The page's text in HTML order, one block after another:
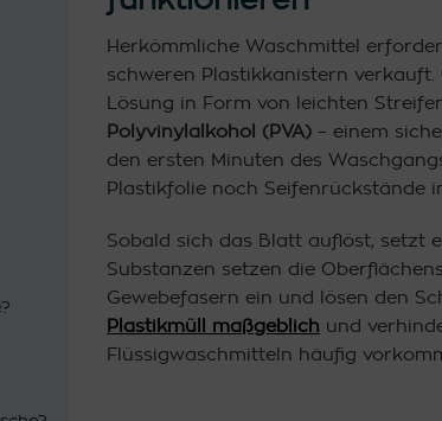
Herkömmliche Waschmittel
schweren Plastikkanistern verkauft.
Lösung in Form von leichten
Polyvinylalkohol (PVA) – einem
den ersten Minuten des
Plastikfolie noch Seifenrückstände
Sobald sich das Blatt auflöst, setzt
Substanzen setzen die
Gewebefasern ein und lösen den
Plastikmüll maßgeblich und
Flüssigwaschmitteln häufig